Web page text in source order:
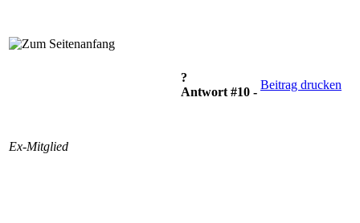
Ex-Mitglied
?
Antwort #10 -
Beitrag drucken